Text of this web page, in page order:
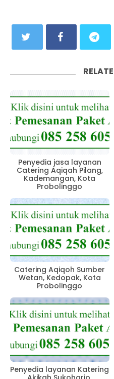
Penyedia jasa layanan
Catering Aqiqah Pilang,
Kademangan, Kota
Probolinggo
Catering Aqiqoh Sumber
Wetan, Kedopak, Kota
Probolinggo
Penyedia layanan Katering